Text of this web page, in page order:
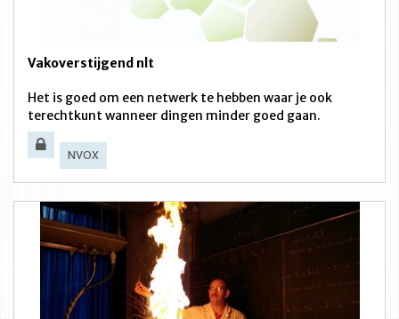
Vakoverstijgend nlt
Het is goed om een netwerk te hebben waar je ook
terechtkunt wanneer dingen minder goed gaan.
NVOX